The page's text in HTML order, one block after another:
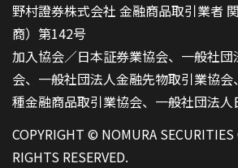
野村證券株式会社 金融商品取引業者
商）第142号
加入協会／日本証券業協会、一般社
会、一般社団法人金融先物取引業協
種金融商品取引業協会、一般社団法
COPYRIGHT © NOMURA SECURITIES
RIGHTS RESERVED.